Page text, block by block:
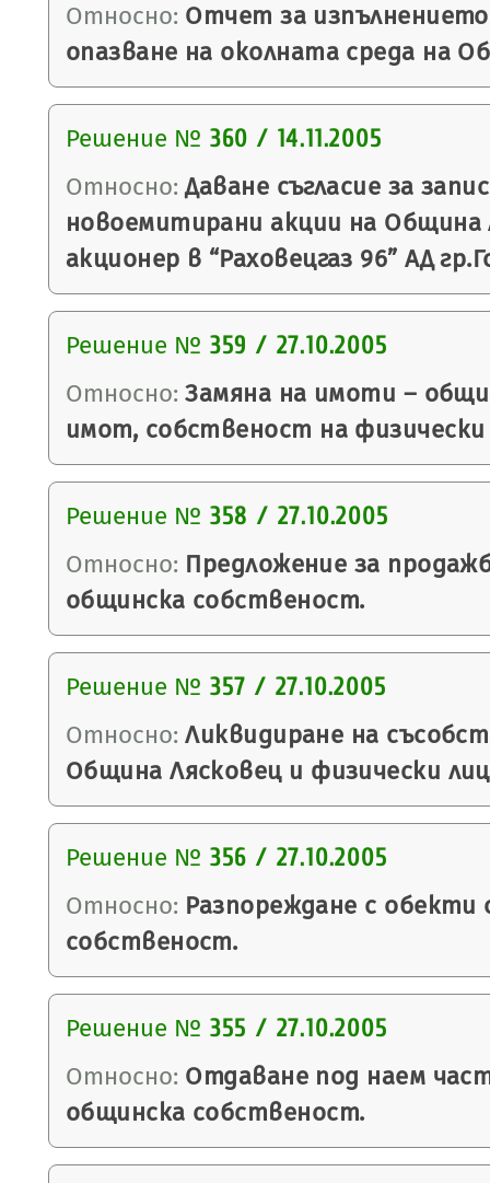
Относно: Отчет за
опазване на околната среда на
Решение № 360 / 14.11.2005
Относно: Даване съгласие за
новоемитирани акции на Община
акционер в “Раховецгаз 96” АД
Решение № 359 / 27.10.2005
Относно: Замяна на имоти –
имот, собственост на физически
Решение № 358 / 27.10.2005
Относно: Предложение за
общинска собственост.
Решение № 357 / 27.10.2005
Относно: Ликвидиране на
Община Лясковец и физически
Решение № 356 / 27.10.2005
Относно: Разпореждане с обекти
собственост.
Решение № 355 / 27.10.2005
Относно: Отдаване под наем
общинска собственост.